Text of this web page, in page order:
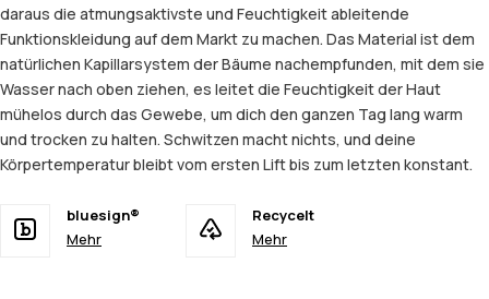
daraus die atmungsaktivste und Feuchtigkeit ableitende
Funktionskleidung auf dem Markt zu machen. Das Material ist dem
natürlichen Kapillarsystem der Bäume nachempfunden, mit dem sie
Wasser nach oben ziehen, es leitet die Feuchtigkeit der Haut
mühelos durch das Gewebe, um dich den ganzen Tag lang warm
und trocken zu halten. Schwitzen macht nichts, und deine
Körpertemperatur bleibt vom ersten Lift bis zum letzten konstant.
bluesign®
Mehr
Recycelt
Mehr